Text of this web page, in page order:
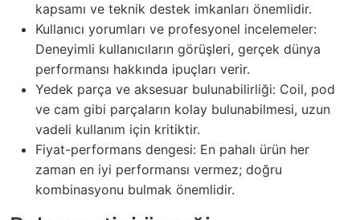
kapsamı ve teknik destek imkanları önemlidir.
Kullanıcı yorumları ve profesyonel incelemeler:
Deneyimli kullanıcıların görüşleri, gerçek dünya
performansı hakkında ipuçları verir.
Yedek parça ve aksesuar bulunabilirliği: Coil, pod
ve cam gibi parçaların kolay bulunabilmesi, uzun
vadeli kullanım için kritiktir.
Fiyat-performans dengesi: En pahalı ürün her
zaman en iyi performansı vermez; doğru
kombinasyonu bulmak önemlidir.